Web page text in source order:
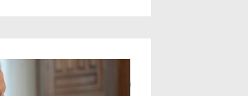
ل
ب
ي